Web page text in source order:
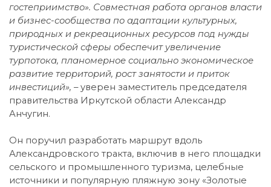
гостеприимство». Совместная работа органов власти
и бизнес-сообщества по адаптации культурных,
природных и рекреационных ресурсов под нужды
туристической сферы обеспечит увеличение
турпотока, планомерное социально экономическое
развитие территорий, рост занятости и приток
инвестиций», –уверен заместитель председателя
правительства Иркутской области Александр
Анчугин.
Он поручил разработать маршрут вдоль
Александровского тракта, включив в него площадки
сельского и промышленного туризма, целебные
источники и популярную пляжную зону «Золотые